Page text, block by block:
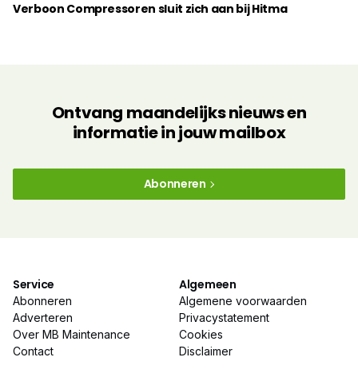
Verboon Compressoren sluit zich aan bij Hitma
Ontvang maandelijks nieuws en
informatie in jouw mailbox
Abonneren
Service
Abonneren
Adverteren
Over MB Maintenance
Contact
Algemeen
Algemene voorwaarden
Privacystatement
Cookies
Disclaimer